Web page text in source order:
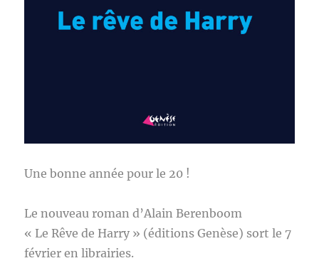
Une bonne année pour le 20 !
Le nouveau roman d’Alain Berenboom
« Le Rêve de Harry » (éditions Genèse) sort le 7
février en librairies.